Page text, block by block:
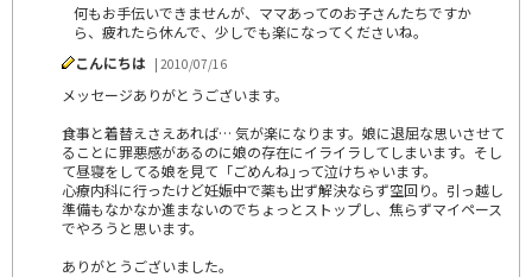
何もお手伝いできませんが、ママあってのお子さんたちですか
ら、疲れたら休んで、少しでも楽になってくださいね。
こんにちは | 2010/07/16
メッセージありがとうございます。
食事と着替えさえあれば… 気が楽になります。娘に退屈な思いさせて
ることに罪悪感があるのに娘の存在にイライラしてしまいます。そし
て昼寝をしてる娘を見て「ごめんね｣って泣けちゃいます。
心療内科に行ったけど妊娠中で薬も出ず解決ならず空回り。引っ越し
準備もなかなか進まないのでちょっとストップし、焦らずマイペース
でやろうと思います。
ありがとうございました。